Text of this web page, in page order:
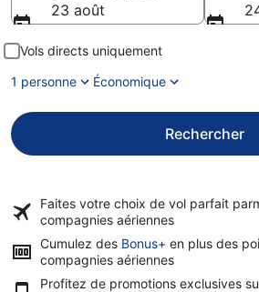
23 août
Vols directs uniquement
1 personne
Économique
Rechercher
Faites votre choix de vol parfait
compagnies aériennes
Cumulez des Bonus+ en plus des
compagnies aériennes
Profitez de promotions exclusives